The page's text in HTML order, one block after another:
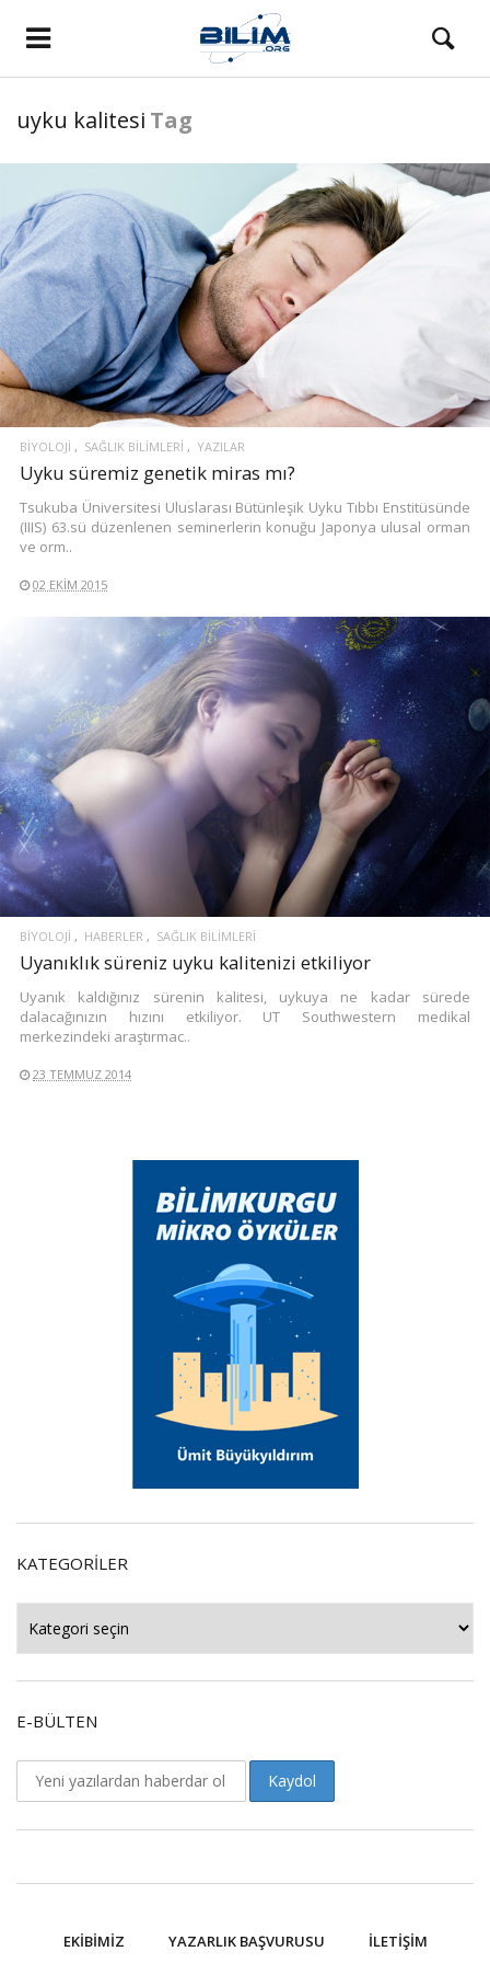
uyku kalitesi Tag
BIYOLOJI SAĞLIK BILIMLERI YAZILAR
Uyku süremiz genetik miras mı?
Tsukuba Üniversitesi Uluslarası Bütünleşik Uyku Tıbbı Enstitüsünde
(IIIS) 63.sü düzenlenen seminerlerin konuğu Japonya ulusal orman
ve orm..
02 EKIM 2015
BIYOLOJI HABERLER SAĞLIK BILIMLERI
Uyanıklık süreniz uyku kalitenizi etkiliyor
Uyanık kaldığınız sürenin kalitesi, uykuya ne kadar sürede
dalacağınızın hızını etkiliyor. UT Southwestern medikal
merkezindeki araştırmac..
23 TEMMUZ 2014
KATEGORILER
E-BÜLTEN
EKIBIMIZ YAZARLIK BAŞVURUSU İLETIŞIM